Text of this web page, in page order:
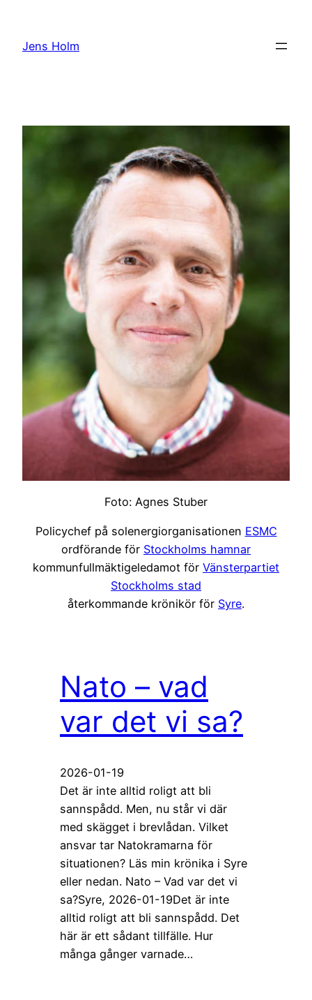
innehåll
Jens Holm
Foto: Agnes Stuber
Policychef på solenergiorganisationen ESMC
ordförande för Stockholms hamnar
kommunfullmäktigeledamot för Vänsterpartiet
Stockholms stad
återkommande krönikör för Syre.
Nato – vad
var det vi sa?
2026-01-19
Det är inte alltid roligt att bli
sannspådd. Men, nu står vi där
med skägget i brevlådan. Vilket
ansvar tar Natokramarna för
situationen? Läs min krönika i Syre
eller nedan. Nato – Vad var det vi
sa?Syre, 2026-01-19Det är inte
alltid roligt att bli sannspådd. Det
här är ett sådant tillfälle. Hur
många gånger varnade…